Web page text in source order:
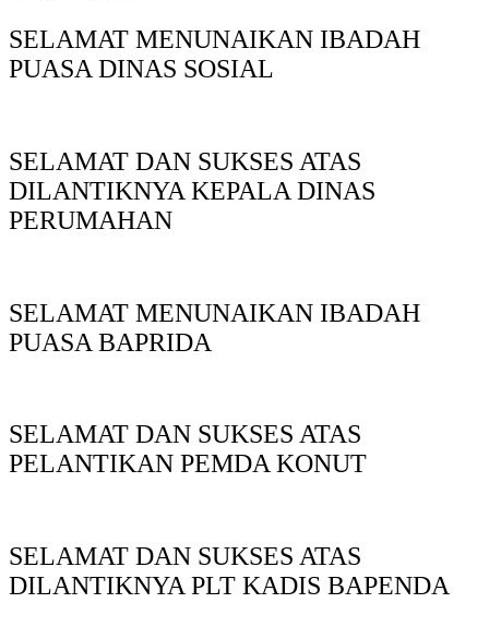
SELAMAT MENUNAIKAN IBADAH
PUASA DINAS SOSIAL
SELAMAT DAN SUKSES ATAS
DILANTIKNYA KEPALA DINAS
PERUMAHAN
SELAMAT MENUNAIKAN IBADAH
PUASA BAPRIDA
SELAMAT DAN SUKSES ATAS
PELANTIKAN PEMDA KONUT
SELAMAT DAN SUKSES ATAS
DILANTIKNYA PLT KADIS BAPENDA